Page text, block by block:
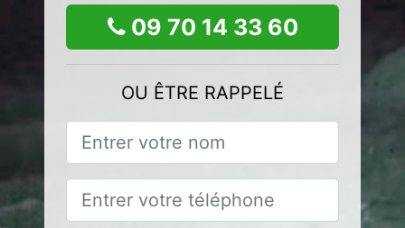
09 70 14 33 60
OU ÊTRE RAPPELÉ